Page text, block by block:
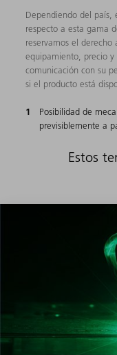
Dependiendo del país,
respecto a esta gama
reservamos el derecho
equipamiento, precio y
comunicación con su
si el producto está
Posibilidad de
previsiblemente a
Estos